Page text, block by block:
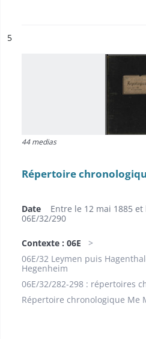
n°
5
44 medias
Répertoire
Date Entre le 12 mai 1885
06E/32/290
Contexte : 06E
06E/32 Leymen puis
Hegenheim
06E/32/282-298 : répertoires
Répertoire chronologique Me